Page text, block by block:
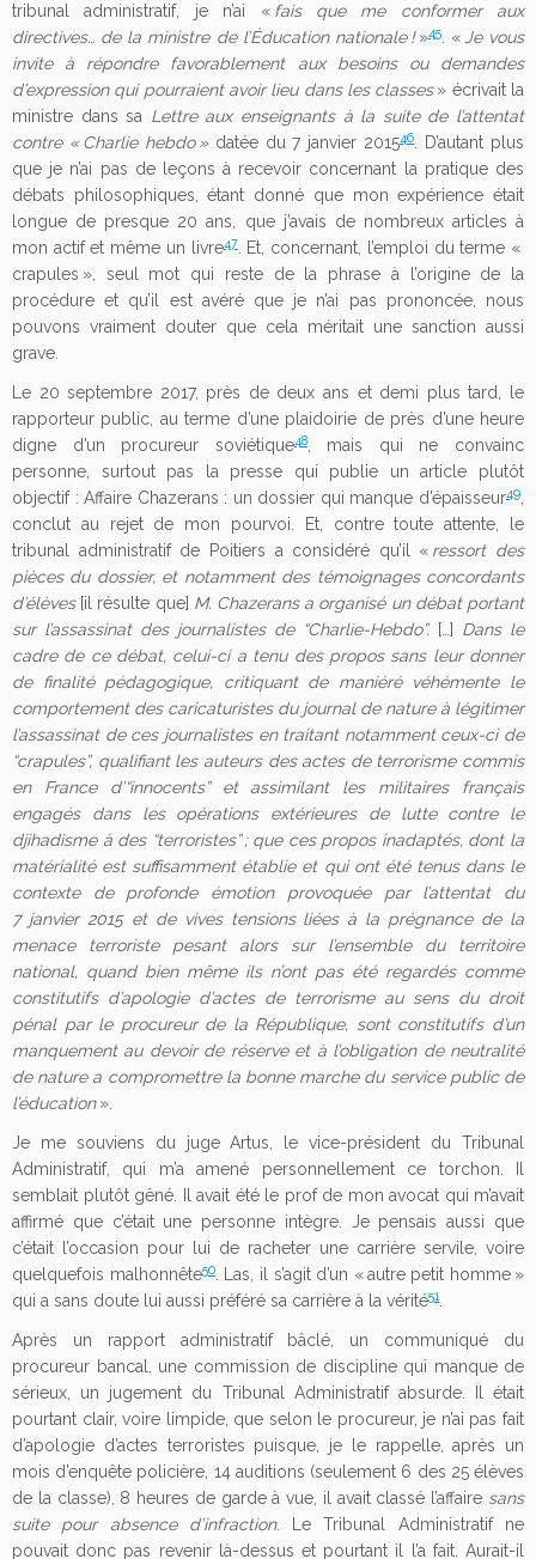
tribunal administratif, je n’ai « fais que me conformer aux
directives… de la ministre de l’Éducation nationale !»45. « Je vous
invite à répondre favorablement aux besoins ou demandes
d’expression qui pourraient avoir lieu dans les classes» écrivait la
ministre dans sa Lettre aux enseignants à la suite de l’attentat
contre « Charlie hebdo »datée du 7 janvier 201546. D’autant plus
que je n’ai pas de leçons à recevoir concernant la pratique des
débats philosophiques, étant donné que mon expérience était
longue de presque 20 ans, que j’avais de nombreux articles à
mon actif et même un livre47. Et, concernant, l’emploi du terme «
crapules », seul mot qui reste de la phrase à l’origine de la
procédure et qu’il est avéré que je n’ai pas prononcée, nous
pouvons vraiment douter que cela méritait une sanction aussi
grave.
Le 20 septembre 2017, près de deux ans et demi plus tard, le
rapporteur public, au terme d’une plaidoirie de près d’une heure
digne d’un procureur soviétique48, mais qui ne convainc
personne, surtout pas la presse qui publie un article plutôt
objectif : Affaire Chazerans : un dossier qui manque d’épaisseur49
conclut au rejet de mon pourvoi. Et, contre toute attente, le
tribunal administratif de Poitiers a considéré qu’il « ressort des
pièces du dossier, et notamment des témoignages concordants
d’élèves [il résulte que] M. Chazerans a organisé un débat portant
sur l’assassinat des journalistes de “Charlie-Hebdo”. […]
Dans le
cadre de ce débat, celui-ci a tenu des propos sans leur donner
de finalité pédagogique, critiquant de maniéré véhémente le
comportement des caricaturistes du journal de nature à légitimer
l’assassinat de ces journalistes en traitant notamment ceux-ci de
“crapules”, qualifiant les auteurs des actes de terrorisme commis
en France d’“innocents”et assimilant les militaires français
engagés dans les opérations extérieures de lutte contre le
djihadisme à des “terroristes” ; que ces propos inadaptés, dont la
matérialité est suffisamment établie et qui ont été tenus dans le
contexte de profonde émotion provoquée par l’attentat du
7 janvier 2015 et de vives tensions liées à la prégnance de la
menace terroriste pesant alors sur l’ensemble du territoire
national, quand bien même ils n’ont pas été regardés comme
constitutifs d’apologie d’actes de terrorisme au sens du droit
pénal par le procureur de la République, sont constitutifs d’un
manquement au devoir de réserve et à l’obligation de neutralité
de nature a compromettre la bonne marche du service public de
l’éducation».
Je me souviens du juge Artus, le vice-président du Tribunal
Administratif, qui m’a amené personnellement ce torchon. Il
semblait plutôt gêné. Il avait été le prof de mon avocat qui m’avait
affirmé que c’était une personne intègre. Je pensais aussi que
c’était l’occasion pour lui de racheter une carrière servile, voire
quelquefois malhonnête50. Las, il s’agit d’un « autre petit homme »
qui a sans doute lui aussi préféré sa carrière à la vérité51.
Après un rapport administratif bâclé, un communiqué du
procureur bancal, une commission de discipline qui manque de
sérieux, un jugement du Tribunal Administratif absurde. Il était
pourtant clair, voire limpide, que selon le procureur, je n’ai pas fait
d’apologie d’actes terroristes puisque, je le rappelle, après un
mois d’enquête policière, 14 auditions (seulement 6 des 25 élèves
de la classe), 8 heures de garde à vue, il avait classé l’affaire sans
suite pour absence d’infraction. Le Tribunal Administratif ne
pouvait donc pas revenir là-dessus et pourtant il l’a fait. Aurait-il